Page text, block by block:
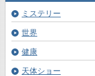
ミステリー
世界
健康
天体ショー